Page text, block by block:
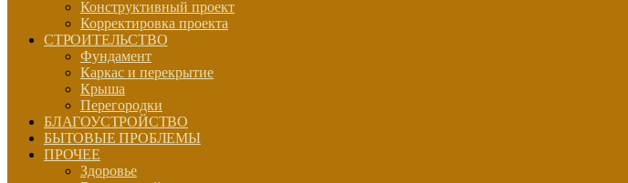
Конструктивный проект
Корректировка проекта
СТРОИТЕЛЬСТВО
Фундамент
Каркас и перекрытие
Крыша
Перегородки
БЛАГОУСТРОЙСТВО
БЫТОВЫЕ ПРОБЛЕМЫ
ПРОЧЕЕ
Здоровье